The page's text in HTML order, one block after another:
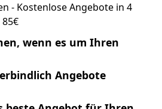
- Kostenlose Angebote in 4
wenn es um Ihren
Angebote